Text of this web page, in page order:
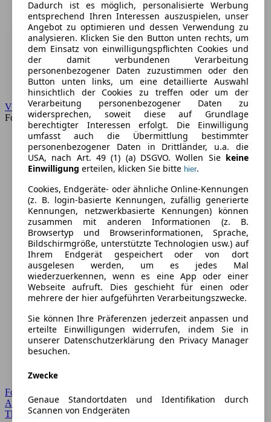
VW
Forum
Forum Startseite
Alle Auto-Foren
Themen-Forum
Dadurch ist es möglich, personalisierte Werbung
entsprechend Ihren Interessen auszuspielen, unser
Angebot zu optimieren und dessen Verwendung zu
analysieren. Klicken Sie den Button unten rechts, um
dem Einsatz von einwilligungspflichten Cookies und
der damit verbundenen Verarbeitung
personenbezogener Daten zuzustimmen oder den
Button unten links, um eine detaillierte Auswahl
hinsichtlich der Cookies zu treffen oder um der
Verarbeitung personenbezogener Daten zu
widersprechen, soweit diese auf Grundlage
berechtigter Interessen erfolgt. Die Einwilligung
umfasst auch die Übermittlung bestimmter
personenbezogener Daten in Drittländer, u.a. die
USA, nach Art. 49 (1) (a) DSGVO. Wollen Sie keine
Einwilligung erteilen, klicken Sie bitte hier.
Cookies, Endgeräte- oder ähnliche Online-Kennungen
(z. B. login-basierte Kennungen, zufällig generierte
Kennungen, netzwerkbasierte Kennungen) können
zusammen mit anderen Informationen (z. B.
Browsertyp und Browserinformationen, Sprache,
Bildschirmgröße, unterstützte Technologien usw.) auf
Ihrem Endgerät gespeichert oder von dort
ausgelesen werden, um es jedes Mal
wiederzuerkennen, wenn es eine App oder einer
Webseite aufruft. Dies geschieht für einen oder
mehrere der hier aufgeführten Verarbeitungszwecke.
Sie können Ihre Präferenzen jederzeit anpassen und
erteilte Einwilligungen widerrufen, indem Sie in
unserer Datenschutzerklärung den Privacy Manager
besuchen.
Zwecke
Genaue Standortdaten und Identifikation durch
Scannen von Endgeräten